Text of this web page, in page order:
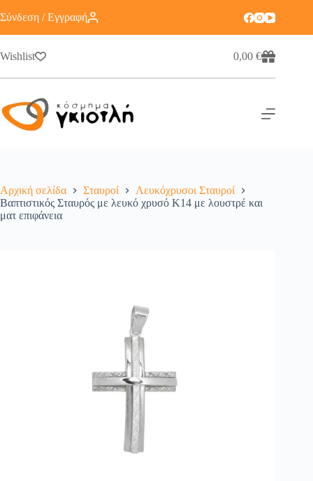
Σύνδεση / Εγγραφή
Wishlist 0,00€
Αρχική σελίδα Σταυροί
Λευκόχρυσοι Σταυροί
Βαπτιστικός Σταυρός με λευκό χρυσό K14 με λουστρέ και
ματ επιφάνεια